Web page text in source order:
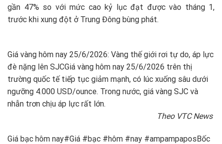
gần 47% so với mức cao kỷ lục đạt được vào tháng 1,
trước khi xung đột ở Trung Đông bùng phát.
Giá vàng hôm nay 25/6/2026: Vàng thế giới rơi tự do, áp lực
đè nặng lên SJCGiá vàng hôm nay 25/6/2026 trên thị
trường quốc tế tiếp tục giảm mạnh, có lúc xuống sâu dưới
ngưỡng 4.000 USD/ounce. Trong nước, giá vàng SJC và
nhẫn trơn chịu áp lực rất lớn.
Theo VTC News
Giá bạc hôm nay#Giá #bạc #hôm #nay #ampampaposBốc